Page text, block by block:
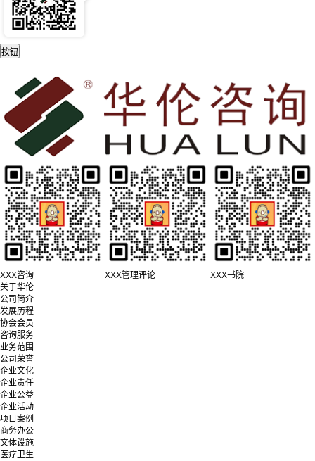
XXX咨询 XXX管理评论
XXX书院
关于华伦
公司简介
发展历程
协会会员
咨询服务
业务范围
公司荣誉
企业文化
企业责任
企业公益
企业活动
项目案例
商务办公
文体设施
医疗卫生